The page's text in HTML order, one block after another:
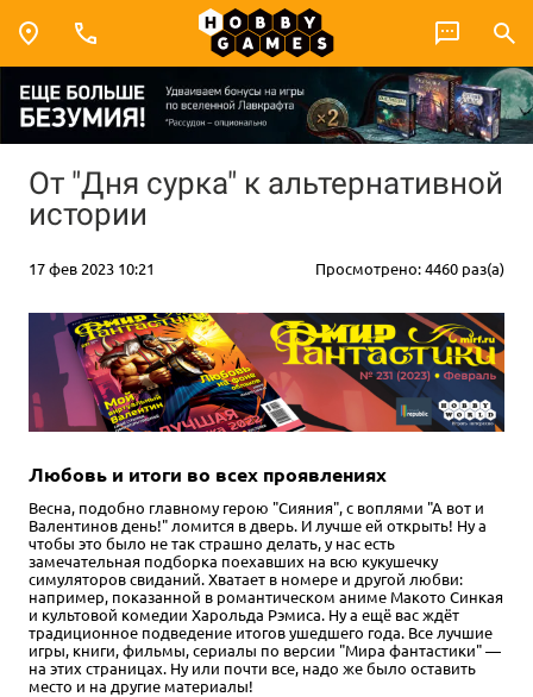
От "Дня сурка" к альтернативной
истории
17 фев 2023 10:21 Просмотрено: 4460 раз(а)
Любовь и итоги во всех проявлениях
Весна, подобно главному герою "Сияния", с воплями "А вот и
Валентинов день!" ломится в дверь. И лучше ей открыть! Ну а
чтобы это было не так страшно делать, у нас есть
замечательная подборка поехавших на всю кукушечку
симуляторов свиданий. Хватает в номере и другой любви:
например, показанной в романтическом аниме Макото Синкая
и культовой комедии Харольда Рэмиса. Ну а ещё вас ждёт
традиционное подведение итогов ушедшего года. Все лучшие
игры, книги, фильмы, сериалы по версии "Мира фантастики" —
на этих страницах. Ну или почти все, надо же было оставить
место и на другие материалы!